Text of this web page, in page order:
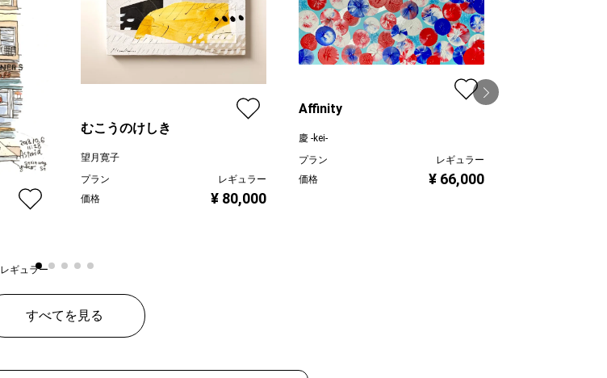
レギュラー
むこうのけしき
望月寛子
プラン
レギュラー
価格
¥ 80,000
Affinity
慶 -kei-
プラン
レギュラー
価格
¥ 66,000
すべてを見る